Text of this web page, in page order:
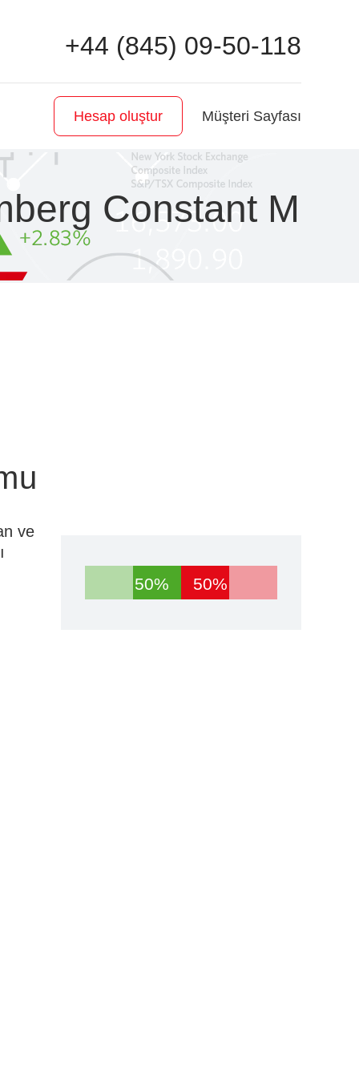
+44 (845) 09-50-118
Hesap oluştur Müşteri Sayfası
Constant M
ve
50% 50%